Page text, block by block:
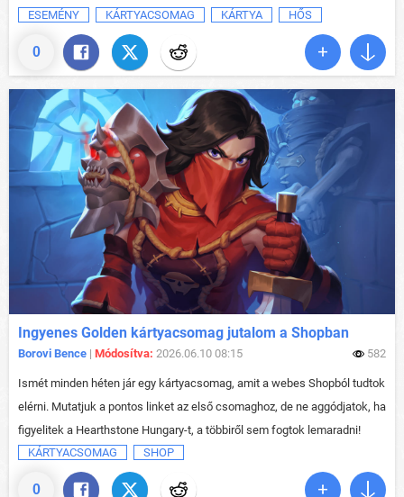
0
ESEMÉNY
KÁRTYACSOMAG KÁRTYA HŐS
0
Ingyenes Golden kártyacsomag jutalom a Shopban
Borovi Bence | Módosítva: 2026.06.10 08:15 582
Ismét minden héten jár egy kártyacsomag, amit a webes Shopból tudtok
elérni. Mutatjuk a pontos linket az első csomaghoz, de ne aggódjatok, ha
figyelitek a Hearthstone Hungary-t, a többiről sem fogtok lemaradni!
KÁRTYACSOMAG
SHOP